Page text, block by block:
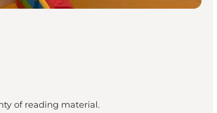
of reading material.